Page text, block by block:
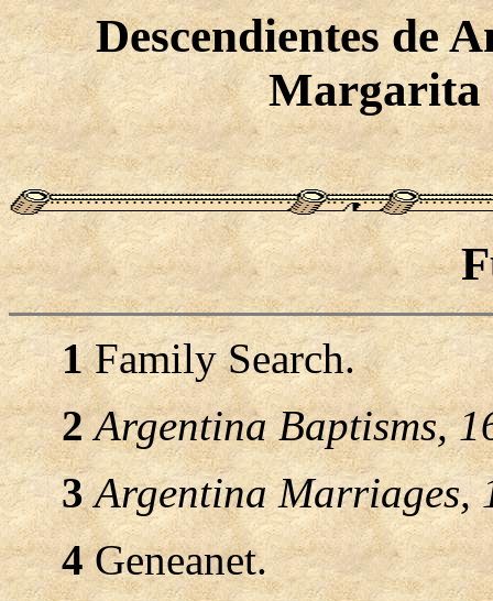
Descendientes de
Margarita
1Family Search.
2 Argentina Baptisms,
3 Argentina Marriages,
4Geneanet.